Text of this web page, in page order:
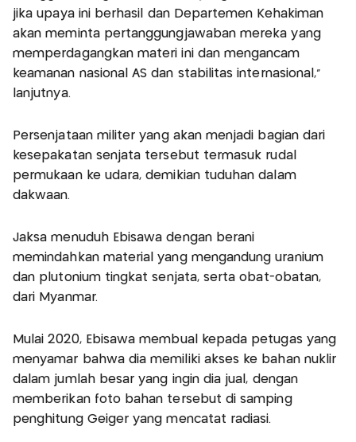
jika upaya ini berhasil dan Departemen Kehakiman
akan meminta pertanggungjawaban mereka yang
memperdagangkan materi ini dan mengancam
keamanan nasional AS dan stabilitas internasional,”
lanjutnya.
Persenjataan militer yang akan menjadi bagian dari
kesepakatan senjata tersebut termasuk rudal
permukaan ke udara, demikian tuduhan dalam
dakwaan.
Jaksa menuduh Ebisawa dengan berani
memindahkan material yang mengandung uranium
dan plutonium tingkat senjata, serta obat-obatan,
dari Myanmar.
Mulai 2020, Ebisawa membual kepada petugas yang
menyamar bahwa dia memiliki akses ke bahan nuklir
dalam jumlah besar yang ingin dia jual, dengan
memberikan foto bahan tersebut di samping
penghitung Geiger yang mencatat radiasi.